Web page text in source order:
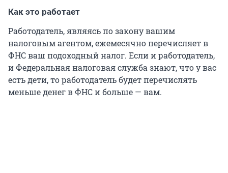
Как это работает
Работодатель, являясь по закону вашим
налоговым агентом, ежемесячно перечисляет в
ФНС ваш подоходный налог. Если и работодатель,
и Федеральная налоговая служба знают, что у вас
есть дети, то работодатель будет перечислять
меньше денег в ФНС и больше — вам.